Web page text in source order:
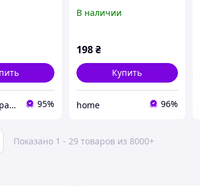
Магазин іграшок і солодощів гуртом та в роздріб DVK 95%
штор в спальню 1,2 м
В наличии
198₴
Купить
home 96%
Показано 1 - 29 товаров из 8000+